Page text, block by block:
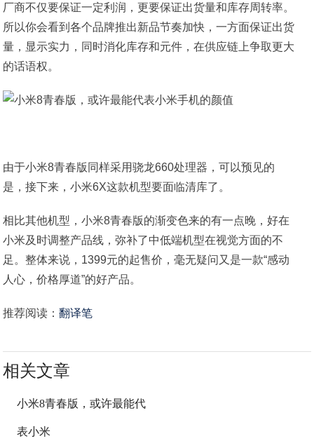
厂商不仅要保证一定利润，更要保证出货量和库存周转率。
所以你会看到各个品牌推出新品节奏加快，一方面保证出货
量，显示实力，同时消化库存和元件，在供应链上争取更大
的话语权。
由于小米8青春版同样采用骁龙660处理器，可以预见的
是，接下来，小米6X这款机型要面临清库了。
相比其他机型，小米8青春版的渐变色来的有一点晚，好在
小米及时调整产品线，弥补了中低端机型在视觉方面的不
足。整体来说，1399元的起售价，毫无疑问又是一款“感动
人心，价格厚道”的好产品。
推荐阅读：翻译笔
相关文章
小米8青春版，或许最能代
表小米